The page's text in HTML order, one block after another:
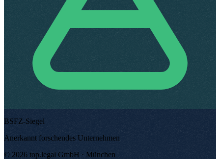
BSFZ-Siegel
Anerkannt forschendes Unternehmen
© 2026 top.legal GmbH · München